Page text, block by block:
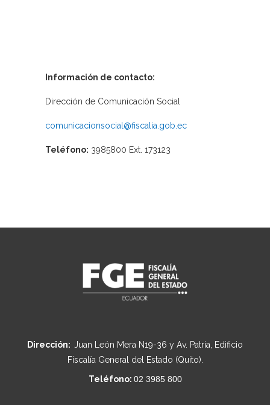
Información de contacto:
Dirección de Comunicación Social
comunicacionsocial@fiscalia.gob.ec
Teléfono: 3985800 Ext. 173123
Dirección: Juan León Mera N19-36 y Av. Patria, Edificio
Fiscalía General del Estado (Quito).
Teléfono: 02 3985 800